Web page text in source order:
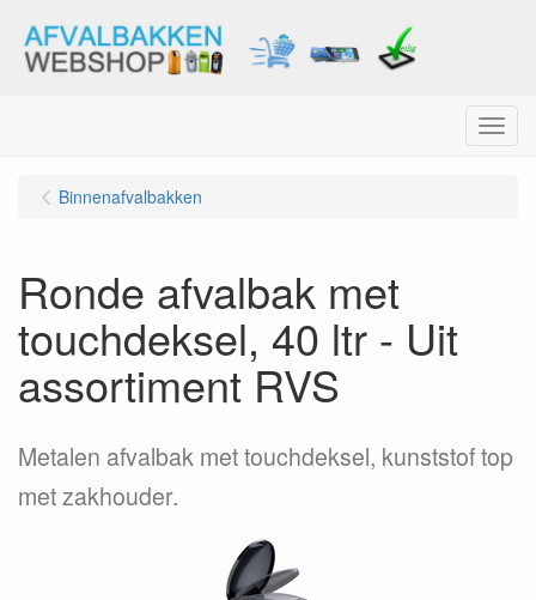
Menu
Binnenafvalbakken
Ronde afvalbak met
touchdeksel, 40 ltr - Uit
assortiment RVS
Metalen afvalbak met touchdeksel, kunststof top
met zakhouder.